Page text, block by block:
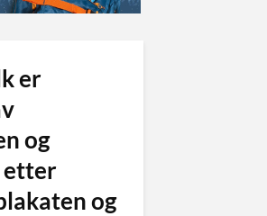
er
og
etter
og